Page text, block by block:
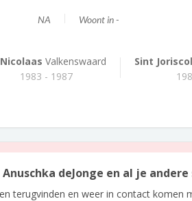
NA Woont in -
Valkenswaard
1983 - 1987
Sint
deJonge en al je
terugvinden en weer in contact komen